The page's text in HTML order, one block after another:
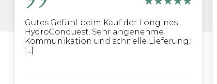
Gutes Gefühl beim Kauf der Longines
HydroConquest. Sehr angenehme
Kommunikation und schnelle Lieferung!
[...]